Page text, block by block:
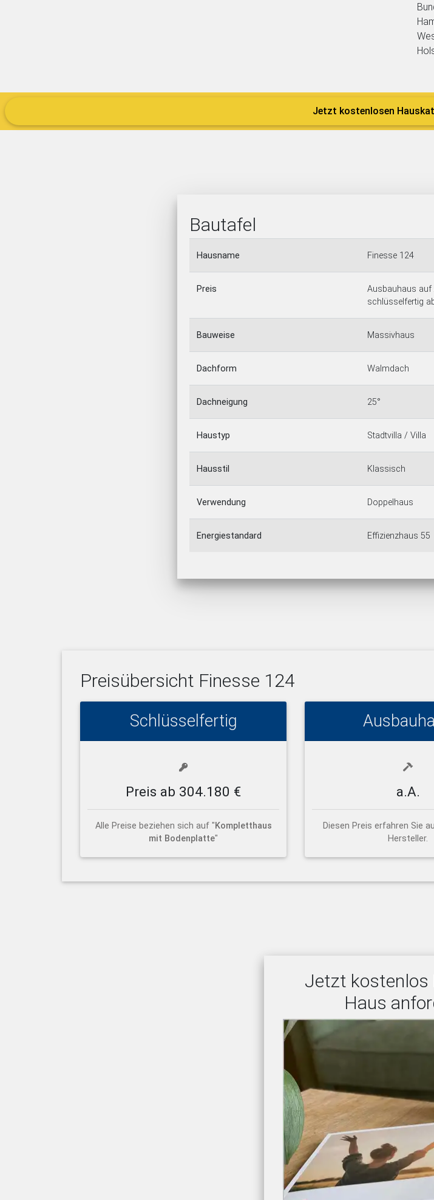
Jetzt kostenlosen
Bautafel
Hausname Finesse 124
Preis
Ausbauhaus auf
schlüsselfertig
Bauweise Massivhaus
Dachform Walmdach
Dachneigung 25°
Haustyp Stadtvilla / Villa
Hausstil Klassisch
Verwendung Doppelhaus
Energiestandard Effizienzhaus 55
Preisübersicht Finesse 124
Schlüsselfertig
Preis ab 304.180 €
Alle Preise beziehen sich auf "Kompletthaus
mit Bodenplatte"
a.A.
Diesen Preis erfahren Sie
Hersteller.
Jetzt kostenlos
Haus